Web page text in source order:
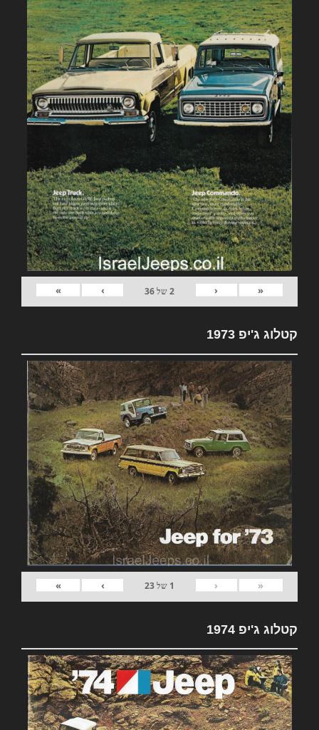
«
‹
2של36
›
»
קטלוג ג'יפ 1973
«
‹
1 של23
›
»
קטלוג ג'יפ 1974